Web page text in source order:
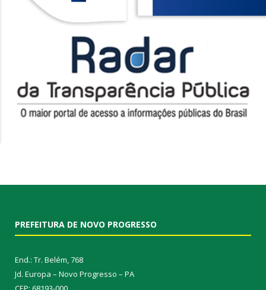
PREFEITURA DE NOVO PROGRESSO
End.: Tr. Belém, 768
Jd. Europa – Novo Progresso – PA